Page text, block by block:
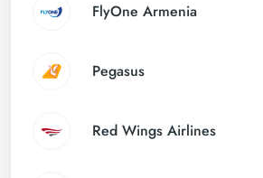
FlyOne Armenia
Pegasus
Red Wings Airlines